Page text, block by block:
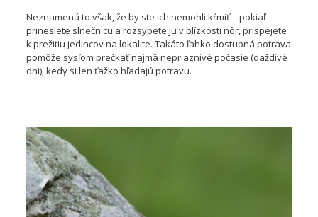
Neznamená to však, že by ste ich nemohli kŕmiť – pokiaľ
prinesiete slnečnicu a rozsypete ju v blízkosti nôr, prispejete
k prežitiu jedincov na lokalite. Takáto ľahko dostupná potrava
pomôže sysľom prečkať najmä nepriaznivé počasie (daždivé
dni), kedy si len ťažko hľadajú potravu.